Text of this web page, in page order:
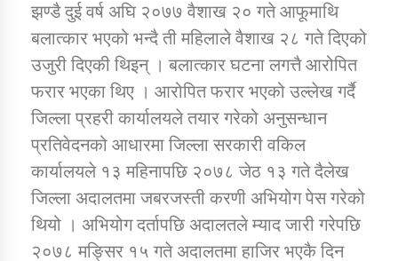
कर्णाली प्राविधि शिक्षालय जुम्लाको सुचना
झण्डै दुई वर्ष अघि २०७७ वैशाख २० गते आफूमाथि
बलात्कार भएको भन्दै ती महिलाले वैशाख २८ गते दिएको
उजुरी दिएकी थिइन् । बलात्कार घटना लगत्तै आरोपित
फरार भएका थिए । आरोपित फरार भएको उल्लेख गर्दै
जिल्ला प्रहरी कार्यालयले तयार गरेको अनुसन्धान
प्रतिवेदनको आधारमा जिल्ला सरकारी वकिल
कार्यालयले १३ महिनापछि २०७८ जेठ १३ गते दैलेख
जिल्ला अदालतमा जबरजस्ती करणी अभियोग पेस गरेको
थियो । अभियोग दर्तापछि अदालतले म्याद जारी गरेपछि
२०७८ मङ्सिर १५ गते अदालतमा हाजिर भएकै दिन